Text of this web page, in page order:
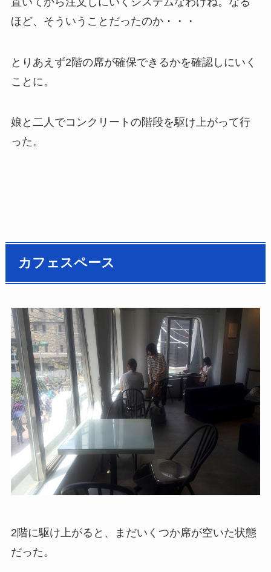
ほど、そういうことだったのか・・・
とりあえず2階の席が確保できるかを確認しにいく
ことに。
娘と二人でコンクリートの階段を駆け上がって行
った。
カフェスペース
2階に駆け上がると、まだいくつか席が空いた状態
だった。